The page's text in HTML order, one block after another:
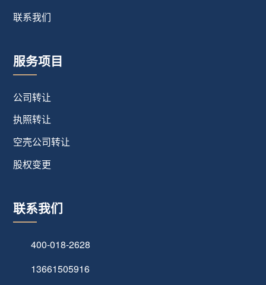
联系我们
服务项目
公司转让
执照转让
空壳公司转让
股权变更
联系我们
400-018-2628
13661505916